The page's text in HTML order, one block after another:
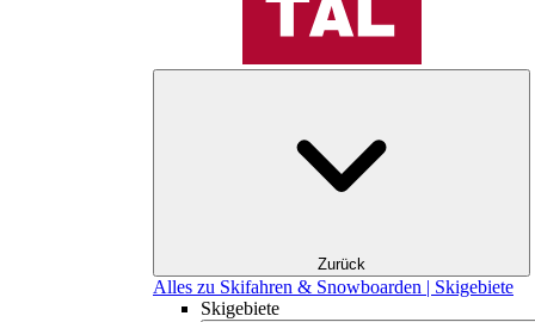
Zurück
Alles zu Skifahren & Snowboarden | Skigebiete
Skigebiete